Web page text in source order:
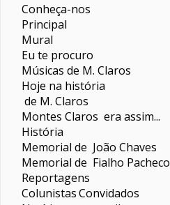
Conheça-nos
Principal
Mural
Eu te procuro
Músicas de M. Claros
Hoje na história
de M. Claros
Montes Claros era assim...
História
Memorial de João Chaves
Memorial de Fialho Pacheco
Reportagens
ColunistasConvidados